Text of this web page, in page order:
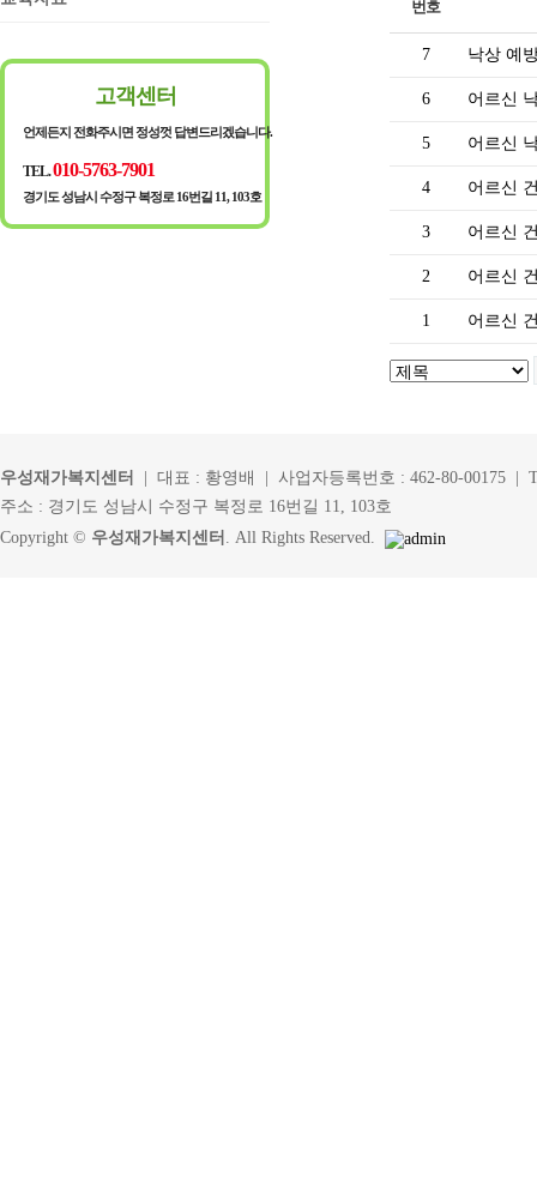
고객센터
언제든지 전화주시면 정성껏 답변드리겠습니다.
TEL.010-5763-7901
경기도 성남시 수정구 복정로 16번길 11, 103호
번호
7 낙상 예
6 어르신
5 어르신
4 어르신
3 어르신
2 어르신
1 어르신
우성재가복지센터
| 대표 : 황영배 | 사업자등록번호 : 462-80-00175 |
주소 : 경기도 성남시 수정구 복정로 16번길 11, 103호
Copyright © 우성재가복지센터 . All Rights Reserved.